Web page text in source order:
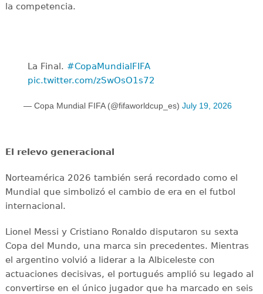
la competencia.
La Final. ️ #CopaMundialFIFA
pic.twitter.com/zSwOsO1s72
— Copa Mundial FIFA (@fifaworldcup_es) July 19, 2026
El relevo generacional
Norteamérica 2026 también será recordado como el
Mundial que simbolizó el cambio de era en el futbol
internacional.
Lionel Messi y Cristiano Ronaldo disputaron su sexta
Copa del Mundo, una marca sin precedentes. Mientras
el argentino volvió a liderar a la Albiceleste con
actuaciones decisivas, el portugués amplió su legado al
convertirse en el único jugador que ha marcado en seis